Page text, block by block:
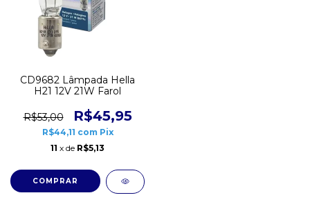
CD9682 Lâmpada Hella
H21 12V 21W Farol
R$53,00 R$45,95
R$44,11 com Pix
11 x de R$5,13